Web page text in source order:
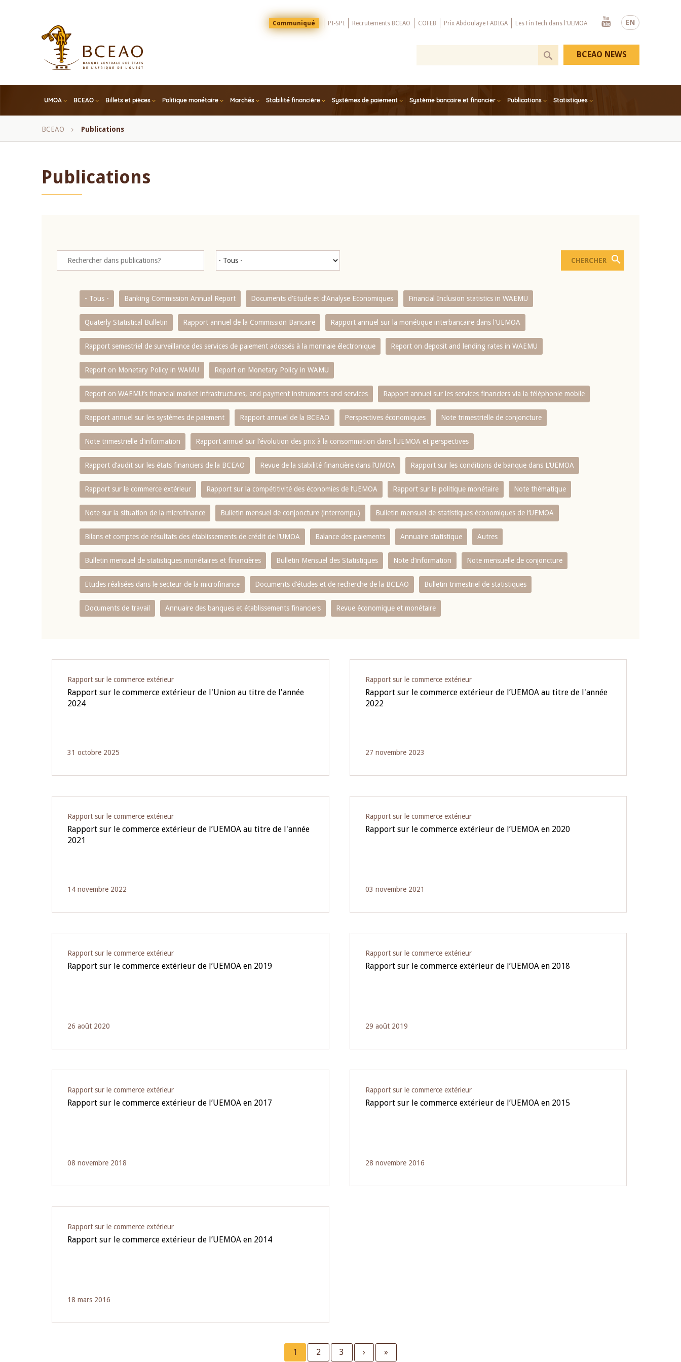
EN
Menu
Top
Communiqué PI-SPI Recrutements BCEAO COFEB Prix Abdoulaye FADIGA Les FinTech dans l'UEMOA
Youtube
UMOA BCEAO Billets et pièces Politique monétaire Marchés Stabilité financière Systèmes de paiement Système bancaire et financier Publications Statistiques
BCEAO NEWS
Fil
BCEAO Publications
Publications
- Tous - Banking Commission Annual Report Documents d’Etude et d’Analyse Economiques Financial Inclusion statistics in WAEMU
Quaterly Statistical Bulletin Rapport annuel de la Commission Bancaire Rapport annuel sur la monétique interbancaire dans l'UEMOA
Rapport semestriel de surveillance des services de paiement adossés à la monnaie électronique Report on deposit and lending rates in WAEMU
Report on Monetary Policy in WAMU Report on Monetary Policy in WAMU
Report on WAEMU’s financial market infrastructures, and payment instruments and services Rapport annuel sur les services financiers via la téléphonie mobile
Rapport annuel sur les systèmes de paiement Rapport annuel de la BCEAO Perspectives économiques Note trimestrielle de conjoncture
Note trimestrielle d‘information Rapport annuel sur l‘évolution des prix à la consommation dans l‘UEMOA et perspectives
Rapport d‘audit sur les états financiers de la BCEAO Revue de la stabilité financière dans l‘UMOA Rapport sur les conditions de banque dans L‘UEMOA
Rapport sur le commerce extérieur Rapport sur la compétitivité des économies de l‘UEMOA Rapport sur la politique monétaire Note thématique
Note sur la situation de la microfinance Bulletin mensuel de conjoncture (interrompu) Bulletin mensuel de statistiques économiques de l‘UEMOA
Bilans et comptes de résultats des établissements de crédit de l‘UMOA Balance des paiements Annuaire statistique Autres
Bulletin mensuel de statistiques monétaires et financières Bulletin Mensuel des Statistiques Note d’information Note mensuelle de conjoncture
Etudes réalisées dans le secteur de la microfinance Documents d’études et de recherche de la BCEAO Bulletin trimestriel de statistiques
Documents de travail Annuaire des banques et établissements financiers Revue économique et monétaire
Rapport sur le commerce extérieur
Rapport sur le commerce extérieur de l'Union au titre de l'année
2024
31 octobre 2025
Rapport sur le commerce extérieur
Rapport sur le commerce extérieur de l’UEMOA au titre de l'année
2022
27 novembre 2023
Rapport sur le commerce extérieur
Rapport sur le commerce extérieur de l’UEMOA au titre de l'année
2021
14 novembre 2022
Rapport sur le commerce extérieur
Rapport sur le commerce extérieur de l’UEMOA en 2020
03 novembre 2021
Rapport sur le commerce extérieur
Rapport sur le commerce extérieur de l’UEMOA en 2019
26 août 2020
Rapport sur le commerce extérieur
Rapport sur le commerce extérieur de l’UEMOA en 2018
29 août 2019
Rapport sur le commerce extérieur
Rapport sur le commerce extérieur de l’UEMOA en 2017
08 novembre 2018
Rapport sur le commerce extérieur
Rapport sur le commerce extérieur de l’UEMOA en 2015
28 novembre 2016
Rapport sur le commerce extérieur
Rapport sur le commerce extérieur de l’UEMOA en 2014
18 mars 2016
Current
1 Page
2 Page
3
Next
›
Last
»